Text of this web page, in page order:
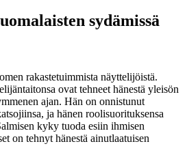
sydämissä
rakastetuimmista näyttelijöistä.
ovat tehneet hänestä yleisön
ajan. Hän on onnistunut
ja hänen roolisuorituksensa
kyky tuoda esiin ihmisen
on tehnyt hänestä ainutlaatuisen